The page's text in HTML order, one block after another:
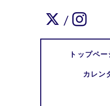
/
トップペー
カレン